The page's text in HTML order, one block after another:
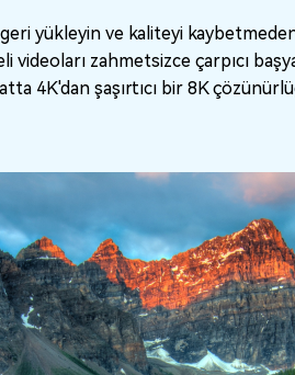
geri yükleyin ve kaliteyi
videoları zahmetsizce çarpıcı
4K'dan şaşırtıcı bir 8K